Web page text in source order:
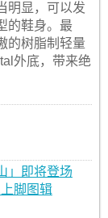
明显，可以发
的鞋身。最
的树脂制轻量
外底，带来绝
」即将登场
脚图辑